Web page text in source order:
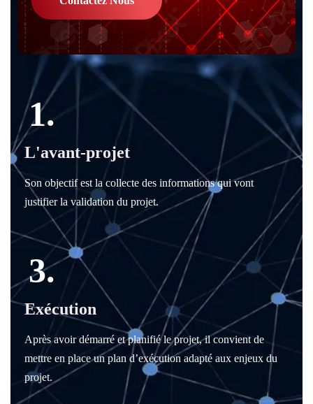
1.
L'avant-projet
Son objectif est la collecte des informations qui vont
justifier la validation du projet.
3.
Exécution
Après avoir démarré et planifié le projet, il convient de
mettre en place un plan d’exécution adapté aux enjeux du
projet.